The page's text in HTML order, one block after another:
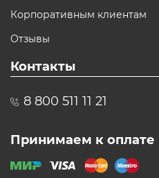
Корпоративным клиентам
Отзывы
Контакты
8 800 511 11 21
Принимаем к оплате